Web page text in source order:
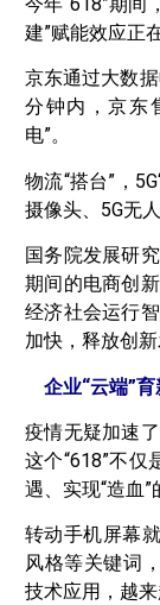
建”赋能效应正
京东通过大数
分钟内，京东
电”。
物流“搭台”，
摄像头、5G无
国务院发展研
期间的电商创
经济社会运行
加快，释放创新
企业“云端”
疫情无疑加速
这个“618”不仅
遇、实现“造血”
转动手机屏幕
风格等关键词
技术应用，越来